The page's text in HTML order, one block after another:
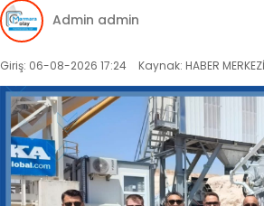
Admin admin
Giriş: 06-08-2026 17:24 Kaynak: HABER MERKEZİ